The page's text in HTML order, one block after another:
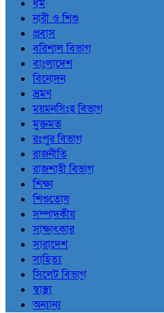
ধর্ম
নারী ও শিশু
প্রবাস
বরিশাল বিভাগ
বাংলাদেশ
বিনোদন
ভ্রমণ
ময়মনসিংহ বিভাগ
মুক্তমত
রংপুর বিভাগ
রাজনীতি
রাজশাহী বিভাগ
শিক্ষা
শিশুতোষ
সম্পাদকীয়
সাক্ষাৎকার
সারাদেশ
সাহিত্য
সিলেট বিভাগ
স্বাস্থ্য
অন্যান্য